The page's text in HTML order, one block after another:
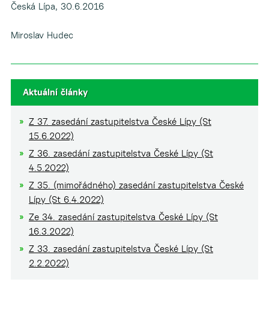
Česká Lípa, 30.6.2016
Miroslav Hudec
Aktuální články
Z 37. zasedání zastupitelstva České Lípy (St
15.6.2022)
Z 36. zasedání zastupitelstva České Lípy (St
4.5.2022)
Z 35. (mimořádného) zasedání zastupitelstva České
Lípy (St 6.4.2022)
Ze 34. zasedání zastupitelstva České Lípy (St
16.3.2022)
Z 33. zasedání zastupitelstva České Lípy (St
2.2.2022)